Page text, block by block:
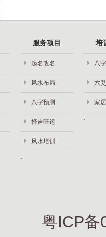
服务项目
起名改名
风水布局
八字预测
择吉旺运
风水培训
培
八
六
家
粤ICP备